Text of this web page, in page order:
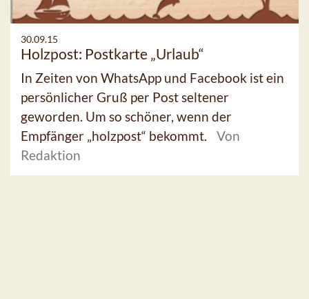
30.09.15
Holzpost: Postkarte „Urlaub“
In Zeiten von WhatsApp und Facebook ist ein
persönlicher Gruß per Post seltener
geworden. Um so schöner, wenn der
Empfänger „holzpost“ bekommt.
Von
Redaktion